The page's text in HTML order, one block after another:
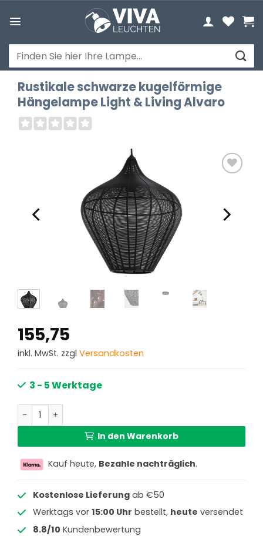
Inhalt
Suchen
nach:
Rustikale schwarze kugelförmige
Hängelampe Light & Living Alvaro
155,75
inkl. MwSt. zzgl Versandkosten
3 - 5 Werktage
Rustikale schwarze kugelförmige Hängelampe Light &
In den Warenkorb
Kauf heute, Bezahle nachträglich.
Kostenlose Lieferungab €50
Werktags vor 15:00 Uhr bestellt, heute versendet
8.8/10 Kundenbewertung